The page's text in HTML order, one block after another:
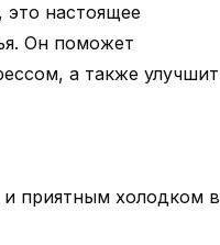
настоящее
Он поможет
а также улучшит
и приятным холодком в